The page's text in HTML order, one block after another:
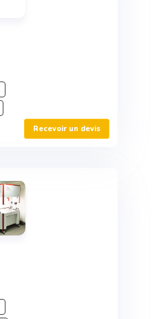
Recevoir un devis